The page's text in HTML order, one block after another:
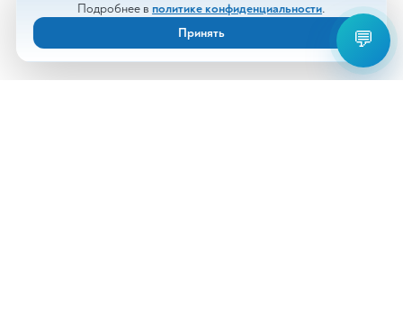
Подробнее в политике конфиденциальности.
Принять
💬